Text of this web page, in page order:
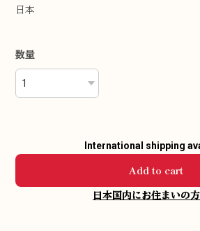
日本
数量
International shipping
Add to cart
日本国内にお住まいの